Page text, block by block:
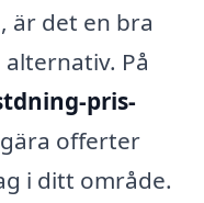
är det en bra
På
pris-
offerter
i ditt område.